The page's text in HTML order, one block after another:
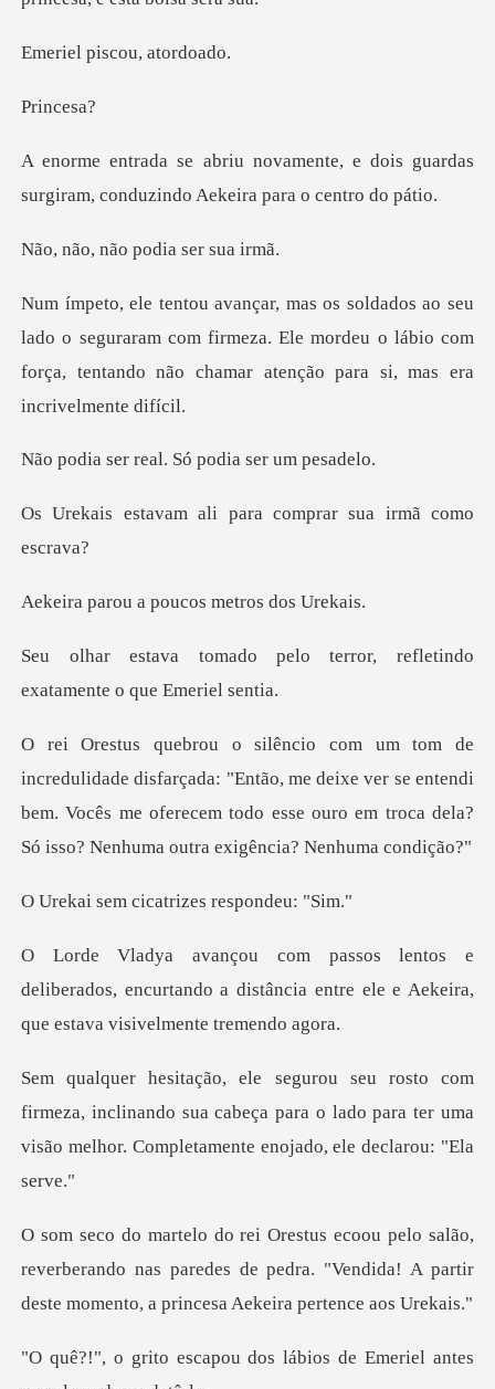
iscou, at
nce
, e dois guardas
surgiram, conduzin
ão podia se
seguraram com firmeza. Ele mordeu o lábio com
força, tentand
eal. Só podia s
ali para comprar su
a poucos metro
o terror, refletindo
exatam
a: "Então, me deixe ver se entendi
bem. Vocês me oferecem todo esse ou
cicatrizes re
iberados, encurtando a distância entre ele e A
a, inclinando sua cabeça para o lado para ter uma
visão
reverberando nas paredes de pedra. "Vendida! A partir
d
dos lábios de Emeriel ant